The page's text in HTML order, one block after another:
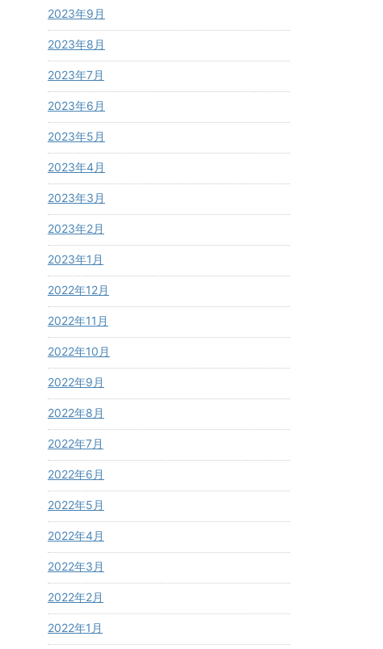
2023年9月
2023年8月
2023年7月
2023年6月
2023年5月
2023年4月
2023年3月
2023年2月
2023年1月
2022年12月
2022年11月
2022年10月
2022年9月
2022年8月
2022年7月
2022年6月
2022年5月
2022年4月
2022年3月
2022年2月
2022年1月